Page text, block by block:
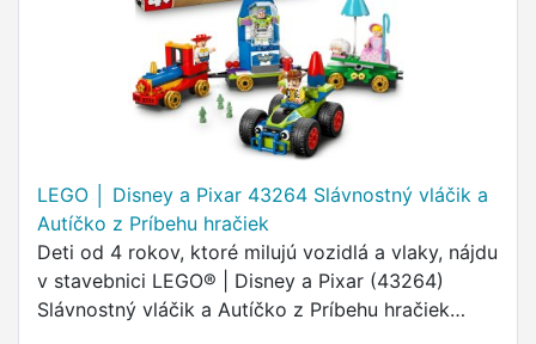
LEGO │ Disney a Pixar 43264 Slávnostný vláčik a
Autíčko z Príbehu hračiek
Deti od 4 rokov, ktoré milujú vozidlá a vlaky, nájdu
v stavebnici LEGO® | Disney a Pixar (43264)
Slávnostný vláčik a Autíčko z Príbehu hračiek